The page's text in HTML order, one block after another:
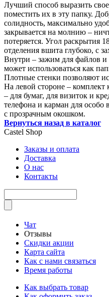
Лучший способ выразить
поместить их в эту папку.
солидность, максимально
закрывается на молнию –
потеряется. Угол раскрытия
отделения вшита глубоко, с
Внутри – зажим для файлов и
может использоваться как
Плотные стенки позволяют
На левой стороне –
– для бумаг, для визиток и
телефона и карман для
с прозрачным окошком.
Вернуться назад в каталог
Castel Shop
Заказы и оплата
Доставка
О нас
Контакты
Чат
Отзывы
Скидки акции
Карта сайта
Как с нами связаться
Время работы
Как выбрать товар